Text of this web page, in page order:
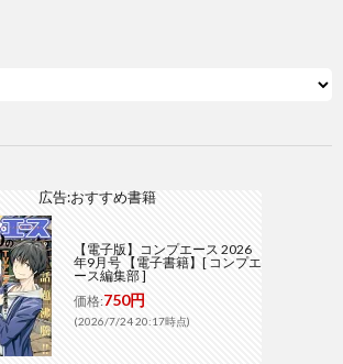
広告:おすすめ書籍
【電子版】コンプエース 2026
年9月号 【電子書籍】[ コンプエ
ース編集部 ]
価格:750円
(2026/7/24 20:17時点)